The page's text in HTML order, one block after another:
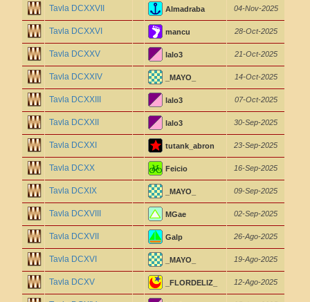
Tavla DCXXVII Almadraba 04-Nov-2025
Tavla DCXXVI mancu 28-Oct-2025
Tavla DCXXV lalo3 21-Oct-2025
Tavla DCXXIV _MAYO_ 14-Oct-2025
Tavla DCXXIII lalo3 07-Oct-2025
Tavla DCXXII lalo3 30-Sep-2025
Tavla DCXXI tutank_abron 23-Sep-2025
Tavla DCXX Feicio 16-Sep-2025
Tavla DCXIX _MAYO_ 09-Sep-2025
Tavla DCXVIII MGae 02-Sep-2025
Tavla DCXVII Galp 26-Ago-2025
Tavla DCXVI _MAYO_ 19-Ago-2025
Tavla DCXV _FLORDELIZ_ 12-Ago-2025